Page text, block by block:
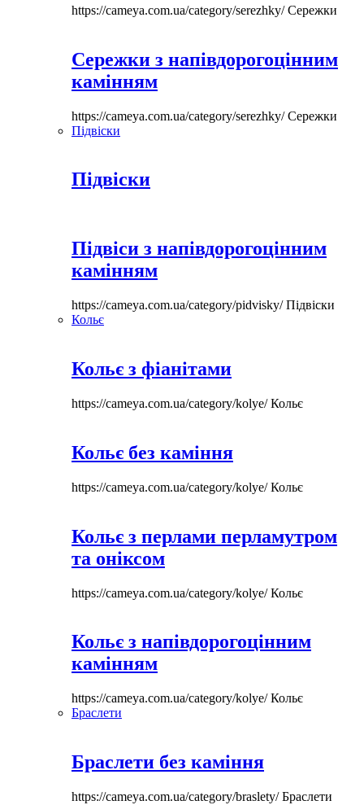
https://cameya.com.ua/category/serezhky/Сережки
Сережки з напівдорогоцінним
камінням
https://cameya.com.ua/category/serezhky/Сережки
Підвіски
Підвіски
Підвіси з напівдорогоцінним
камінням
https://cameya.com.ua/category/pidvisky/Підвіски
Кольє
Кольє з фіанітами
https://cameya.com.ua/category/kolye/Кольє
Кольє без каміння
https://cameya.com.ua/category/kolye/Кольє
Кольє з перлами перламутром
та оніксом
https://cameya.com.ua/category/kolye/Кольє
Кольє з напівдорогоцінним
камінням
https://cameya.com.ua/category/kolye/Кольє
Браслети
Браслети без каміння
https://cameya.com.ua/category/braslety/Браслети